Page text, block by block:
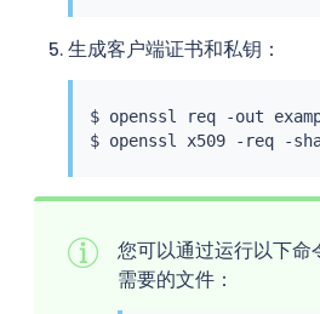
生成客户端证书和私钥：
$ openssl req -out
$ openssl x509 -req -
您可以通过运行以下命
需要的文件：